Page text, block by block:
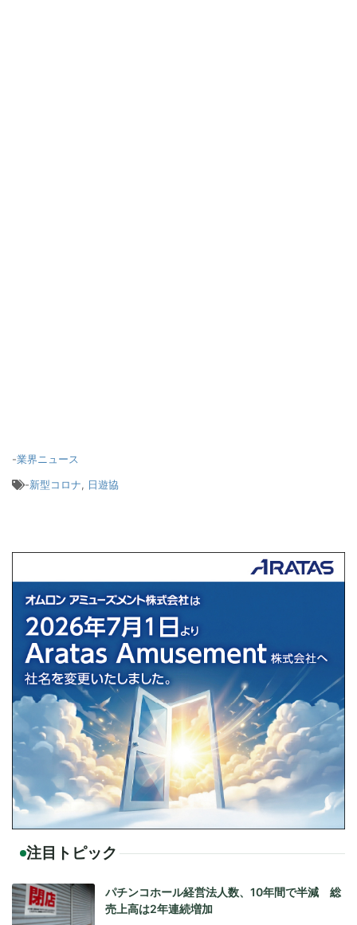
-業界ニュース
-新型コロナ, 日遊協
注目トピック
パチンコホール経営法人数、10年間で半減 総
売上高は2年連続増加